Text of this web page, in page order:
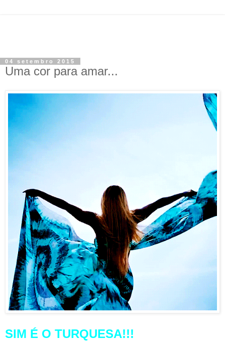
04 setembro 2015
Uma cor para amar...
SIM É O TURQUESA!!!